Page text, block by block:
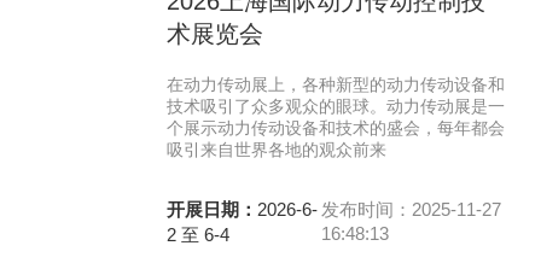
术展览会
在动力传动展上，各种新型的动力传动设备和
技术吸引了众多观众的眼球。动力传动展是一
个展示动力传动设备和技术的盛会，每年都会
吸引来自世界各地的观众前来
开展日期： 2026-6-
2 至 6-4
发布时间：2025-11-27
16:48:13